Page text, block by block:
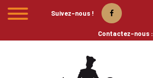
Suivez-nous !
Contactez-nous :